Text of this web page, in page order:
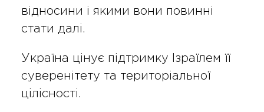
відносини і якими вони повинні
стати далі.
Україна цінує підтримку Ізраїлем її
суверенітету та територіальної
цілісності.